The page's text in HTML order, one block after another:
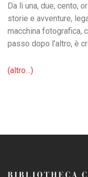
Da lì una, due, cento,
storie e avventure,
macchina fotografica,
passo dopo l’altro, è
(altro…)